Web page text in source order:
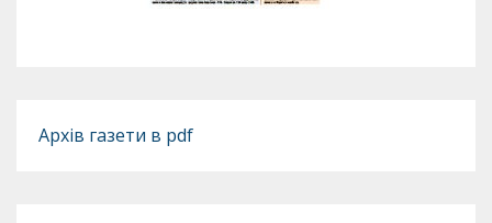
Архів газети в pdf